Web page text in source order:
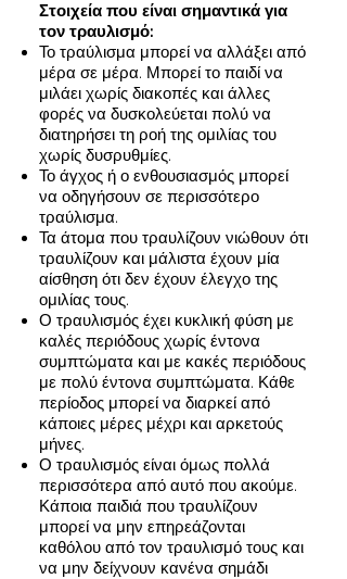
Στοιχεία που είναι σημαντικά για
τον τραυλισμό:
Το τραύλισμα μπορεί να αλλάξει από
μέρα σε μέρα. Μπορεί το παιδί να
μιλάει χωρίς διακοπές και άλλες
φορές να δυσκολεύεται πολύ να
διατηρήσει τη ροή της ομιλίας του
χωρίς δυσρυθμίες.
Το άγχος ή ο ενθουσιασμός μπορεί
να οδηγήσουν σε περισσότερο
τραύλισμα.
Τα άτομα που τραυλίζουν νιώθουν ότι
τραυλίζουν και μάλιστα έχουν μία
αίσθηση ότι δεν έχουν έλεγχο της
ομιλίας τους.
Ο τραυλισμός έχει κυκλική φύση με
καλές περιόδους χωρίς έντονα
συμπτώματα και με κακές περιόδους
με πολύ έντονα συμπτώματα. Κάθε
περίοδος μπορεί να διαρκεί από
κάποιες μέρες μέχρι και αρκετούς
μήνες.
Ο τραυλισμός είναι όμως πολλά
περισσότερα από αυτό που ακούμε.
Κάποια παιδιά που τραυλίζουν
μπορεί να μην επηρεάζονται
καθόλου από τον τραυλισμό τους και
να μην δείχνουν κανένα σημάδι